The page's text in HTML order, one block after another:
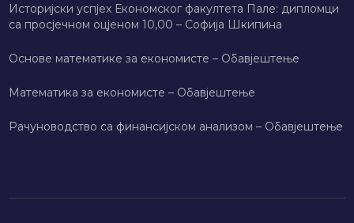
Историјски успјех Економског факултета Пале: дипломци
са просјечном оцјеном 10,00 – Софија Шкипина
Основе математике за економисте – Обавјештење
Математика за економисте – Обавјештење
Рачуноводство са финансијском анализом – Обавјештење